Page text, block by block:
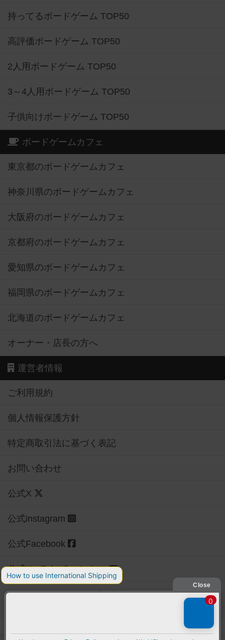
持ってるボードゲーム TOP50
高評価ボードゲーム TOP50
2人用ボードゲーム TOP50
3～4人用ボードゲーム TOP50
子供向けボードゲーム TOP50
ボードゲームカフェ
東京都のボードゲームカフェ
神奈川県のボードゲームカフェ
大阪府のボードゲームカフェ
京都府のボードゲームカフェ
愛知県のボードゲームカフェ
福岡県のボードゲームカフェ
北海道のボードゲームカフェ
オーナー・店長の方へ
運営者情報
ご利用規約
個人情報保護方針
特定商取引法に基づく表記
お問い合わせ
公式X
公式instagram
公式Facebook
公式YouTubeチャンネル
Copyright (c)